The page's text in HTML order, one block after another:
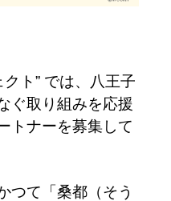
ト” では、八王子
ぐ取り組みを応援
トナーを募集して
つて「桑都（そう